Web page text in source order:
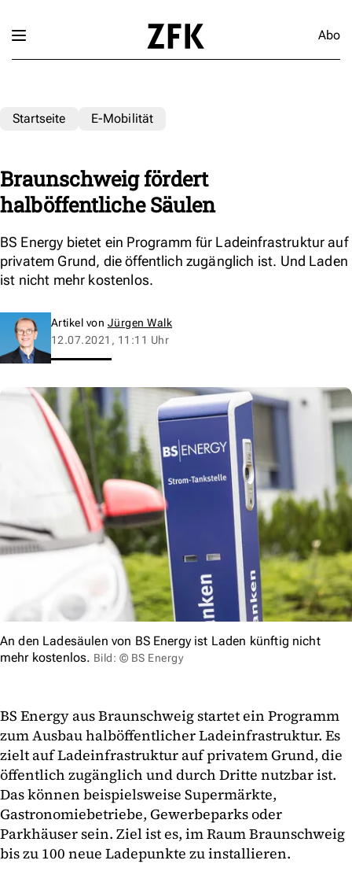
Abo
Startseite E-Mobilität
Braunschweig fördert
halböffentliche Säulen
BS Energy bietet ein Programm für Ladeinfrastruktur auf
privatem Grund, die öffentlich zugänglich ist. Und Laden
ist nicht mehr kostenlos.
Artikel von Jürgen Walk
12.07.2021, 11:11 Uhr
An den Ladesäulen von BS Energy ist Laden künftig nicht
mehr kostenlos. Bild: © BS Energy
BS Energy aus Braunschweig startet ein Programm
zum Ausbau halböffentlicher Ladeinfrastruktur. Es
zielt auf Ladeinfrastruktur auf privatem Grund, die
öffentlich zugänglich und durch Dritte nutzbar ist.
Das können beispielsweise Supermärkte,
Gastronomiebetriebe, Gewerbeparks oder
Parkhäuser sein. Ziel ist es, im Raum Braunschweig
bis zu 100 neue Ladepunkte zu installieren.